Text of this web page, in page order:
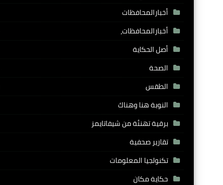
أخبارالمحافظات
أخبارالمحافظات،
أصل الحكاية
الصحة
الطقس
النوبة هنا وهناك
برقية تهنئة من شيفاتايمز
تقارير صحفية
تكنولجيا المعلومات
حكاية مكان